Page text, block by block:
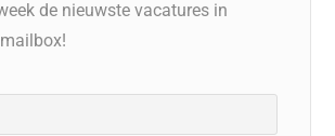
de nieuwste vacatures in